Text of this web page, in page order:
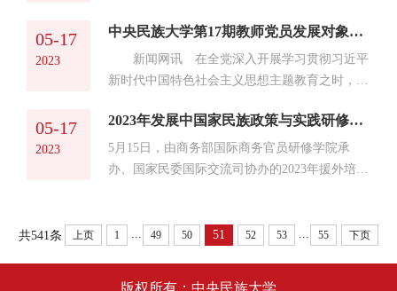
党组成员、副检察长张树昌，党组成员、政治部
主任张爱华，相关部门负责人，法学院院长韩轶
和学院部分教师代表出席活动。...
中央民族大学纪委组织纪检监察干部赴圆明园廉
政文化基地参观学习。 圆明园廉政文化基地
以“廉兴腐衰鉴圆明”——清代廉政文化展为主
大党员干部以历史启示和思想警醒。纪检监察干
部先后参观了澄心堂、师善堂、慎德堂、益思堂
四个展厅，每到一处，大家都认真听取讲解，...
05-17
2023
中央民族大学第17期教师党员发展对象培训班专题报告及交流研讨顺利举行
新闻网讯 在全党深入开展学习贯彻习近平
新时代中国特色社会主义思想主题教育之时，5
对象培训班专题报告和交流研讨在海淀校区知行
堂举行。校党委副书记邹吉忠作专题报告，党委
组织部常务副部长张文香主持。 邹吉忠从主
立”是我们党抓住时机乘势而上，破解复杂严峻
05-17
2023
2023年发展中国家民族政策与实践研修班学员来校参观座谈
5月15日，由商务部国际商务官员研修学院承
办、国家民委国际交流司协办的2023年援外培训
尼泊尔、加纳、委内瑞拉、斯里兰卡、南苏丹、
共541条 上页 1 ... 49 50 51 52 53 ... 55 下页